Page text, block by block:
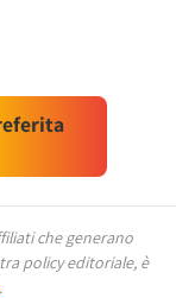
che generano
policy editoriale, è